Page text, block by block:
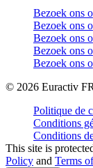
Bezoek ons
Bezoek ons
Bezoek ons
Bezoek ons
Bezoek ons
© 2026 Euractiv
Politique de
Conditions
Conditions
This site is
Policy and Terms